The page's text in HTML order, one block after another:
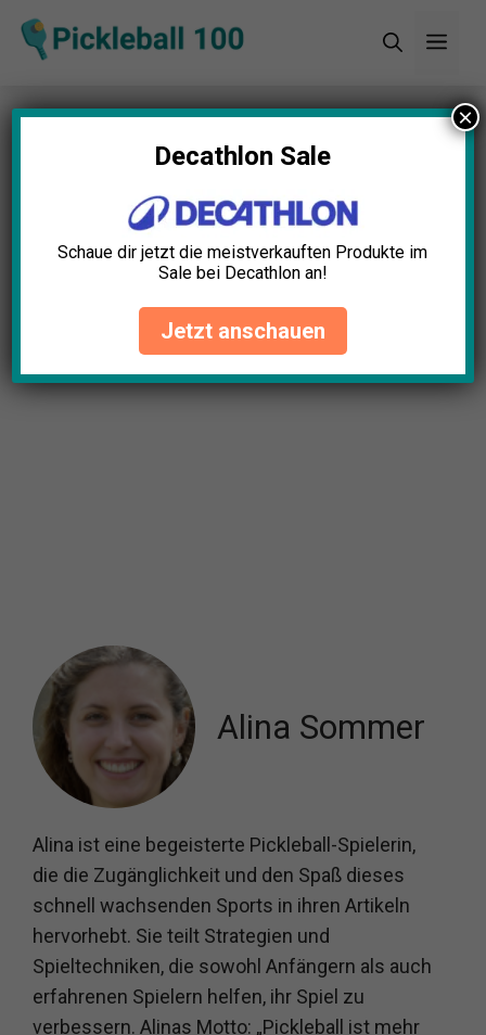
Zum
Inhalt
Startseite»Autor Alina Sommer»Seite 2
Alina Sommer
Alina ist eine begeisterte Pickleball-Spielerin,
die die Zugänglichkeit und den Spaß dieses
schnell wachsenden Sports in ihren Artikeln
hervorhebt. Sie teilt Strategien und
Spieltechniken, die sowohl Anfängern als auch
erfahrenen Spielern helfen, ihr Spiel zu
verbessern. Alinas Motto: „Pickleball ist mehr
Decathlon Sale
Schaue dir jetzt die meistverkauften Produkte im
Sale bei Decathlon an!
Jetzt anschauen
×